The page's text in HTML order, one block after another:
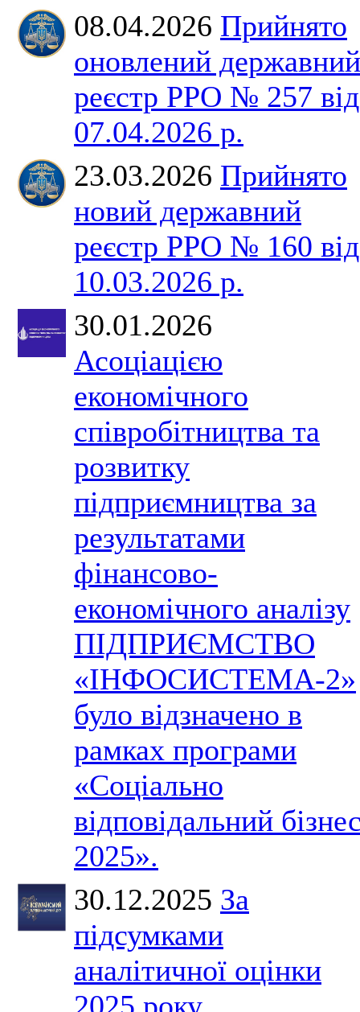
08.04.2026 Прийнято
оновлений державний
реєстр РРО № 257 від
07.04.2026 р.
23.03.2026 Прийнято
новий державний
реєстр РРО № 160 від
10.03.2026 р.
30.01.2026
Асоціацією
економічного
співробітництва та
розвитку
підприємництва за
результатами
фінансово-
економічного аналізу
ПІДПРИЄМСТВО
«ІНФОСИСТЕМА-2»
було відзначено в
рамках програми
«Соціально
відповідальний
2025».
30.12.2025 За
підсумками
аналітичної оцінки